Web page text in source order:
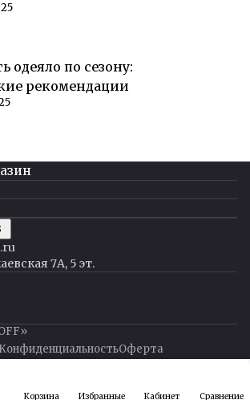
одеяло по сезону:
рекомендации
Корзина Избранные Кабинет Сравнение
7А, 5 эт.
КонфиденциальностьОферта